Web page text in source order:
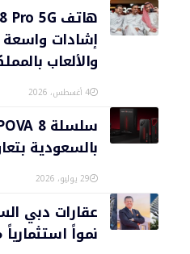
إشادات واسعة
والألعاب
4 أغسطس، 2026
بالسعودية
29 يوليو، 2026
عقارات دبي
نمواً